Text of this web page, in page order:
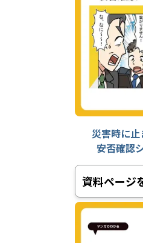
災害時に
安否確認
資料ページ